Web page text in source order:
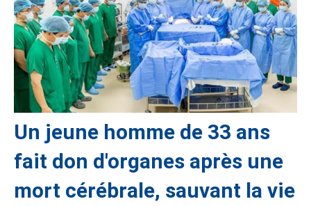
Un jeune homme de 33 ans
fait don d'organes après une
mort cérébrale, sauvant la vie